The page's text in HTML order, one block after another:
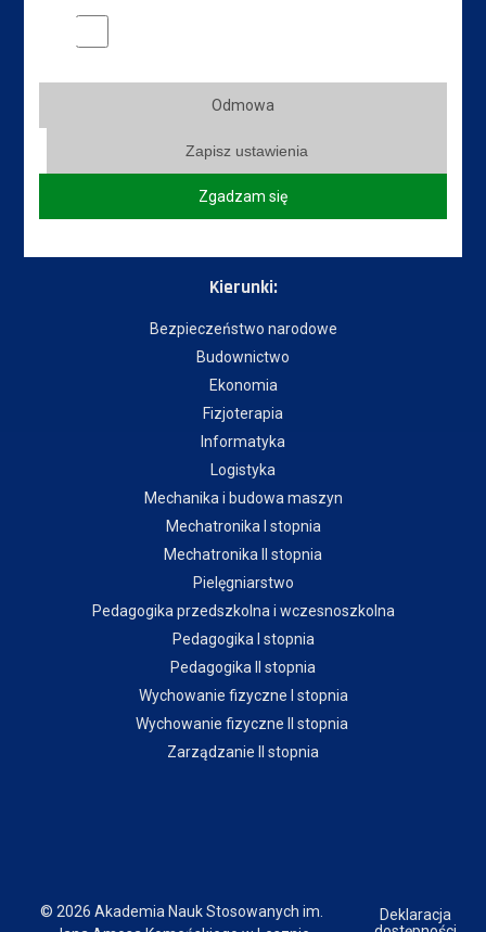
Instytuty:
Instytut Gospodarki
Instytut Pedagogiczny
Instytut Politechniczny
Kierunki:
Bezpieczeństwo narodowe
Budownictwo
Ekonomia
Fizjoterapia
Informatyka
Logistyka
Mechanika i budowa maszyn
Mechatronika I stopnia
Mechatronika II stopnia
Pielęgniarstwo
Pedagogika przedszkolna i wczesnoszkolna
Pedagogika I stopnia
Pedagogika II stopnia
Wychowanie fizyczne I stopnia
Wychowanie fizyczne II stopnia
Zarządzanie II stopnia
© 2026 Akademia Nauk Stosowanych im.
Deklaracja
Marketingowe pliki cookies
Odmowa
Zapisz ustawienia
Zgadzam się